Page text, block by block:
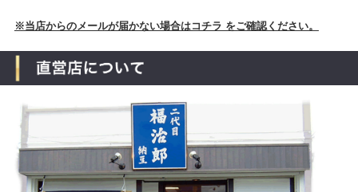
※当店からのメールが届かない場合はコチラ をご確認ください。